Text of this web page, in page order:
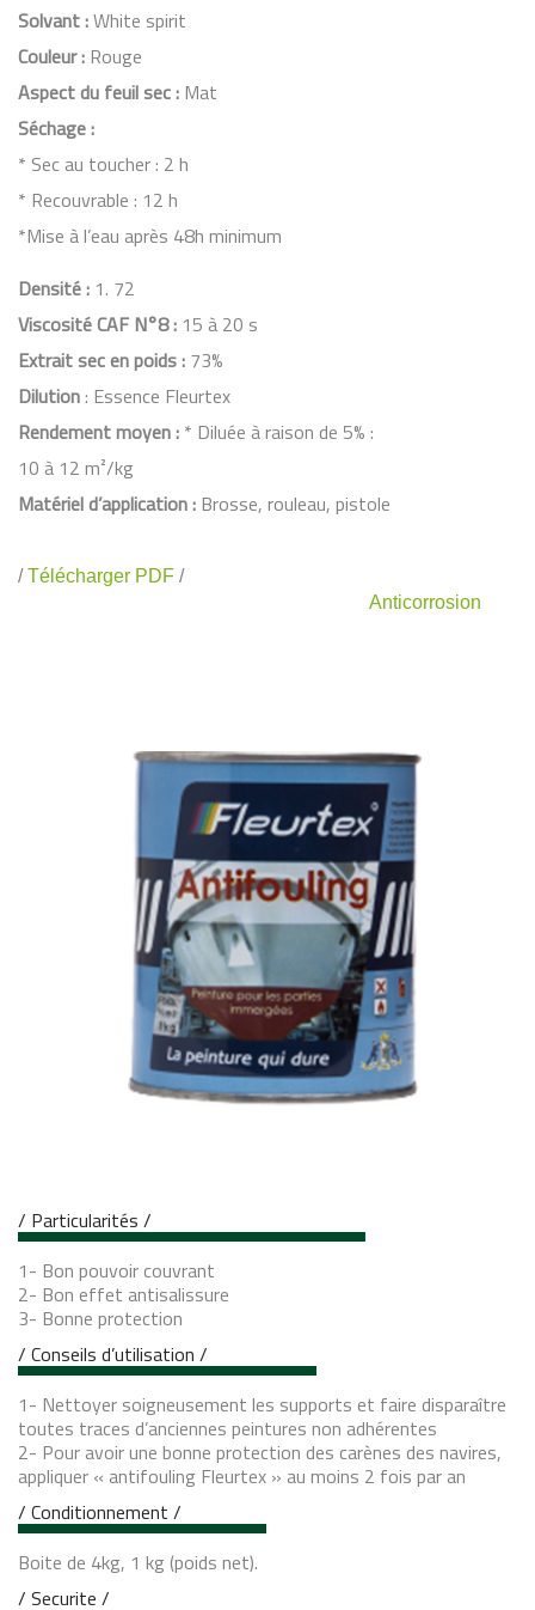
Solvant :White spirit
Couleur : Rouge
Aspect du feuil sec : Mat
Séchage :
* Sec au toucher : 2 h
* Recouvrable : 12 h
*Mise à l’eau après 48h minimum
Densité : 1. 72
Viscosité CAF N°8 : 15 à 20 s
Extrait sec en poids : 73%
Dilution: Essence Fleurtex
Rendement moyen : * Diluée à raison de 5% :
10 à 12 m²/kg
Matériel d’application : Brosse, rouleau, pistole
/Télécharger PDF /
Anticorrosion
/ Particularités /
1- Bon pouvoir couvrant
2- Bon effet antisalissure
3- Bonne protection
/ Conseils d’utilisation /
1- Nettoyer soigneusement les supports et faire disparaître
toutes traces d’anciennes peintures non adhérentes
2- Pour avoir une bonne protection des carènes des navires,
appliquer « antifouling Fleurtex » au moins 2 fois par an
/ Conditionnement /
Boite de 4kg, 1 kg (poids net).
/ Securite /